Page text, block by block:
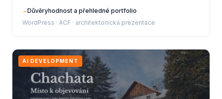
→Důvěryhodnost a přehledné portfolio
WordPress · ACF · architektonická prezentace
AI DEVELOPMENT